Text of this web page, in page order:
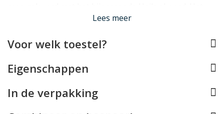
Hailey koord is breder dan het leren koord en gemaakt
kenmerkende Italiaanse Pebbel leer. Dat dit niet
van Pebbel trots in het leer is aangebracht. Het koord
hardware.
Lees meer
Voor welk toestel?
Eigenschappen
In de verpakking